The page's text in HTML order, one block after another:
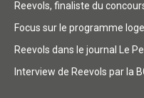
Reevols, finaliste du
Focus sur le programme
Reevols dans le journal Le
Interview de Reevols par la